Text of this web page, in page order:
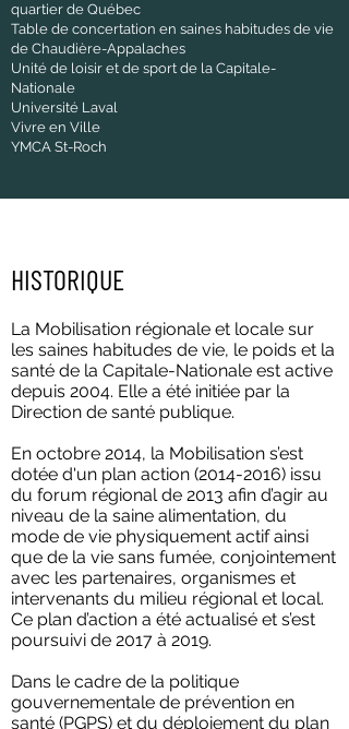
quartier de Québec
Table de concertation en saines habitudes de vie
de Chaudière-Appalaches
Unité de loisir et de sport de la Capitale-
Nationale
Université Laval
Vivre en Ville
YMCA St-Roch
HISTORIQUE
La Mobilisation régionale et locale sur
les saines habitudes de vie, le poids et la
santé de la Capitale-Nationale est active
depuis 2004. Elle a été initiée par la
Direction de santé publique.
En octobre 2014, la Mobilisation s’est
dotée d'un plan action (2014-2016) issu
du forum régional de 2013 afin d’agir au
niveau de la saine alimentation, du
mode de vie physiquement actif ainsi
que de la vie sans fumée, conjointement
avec les partenaires, organismes et
intervenants du milieu régional et local.
Ce plan d’action a été actualisé et s’est
poursuivi de 2017 à 2019.
Dans le cadre de la politique
gouvernementale de prévention en
santé (PGPS) et du déploiement du plan